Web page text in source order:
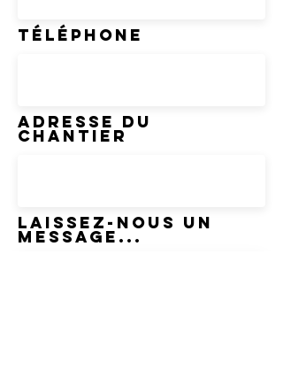
Téléphone
Adresse du
chantier
Laissez-nous un
message...